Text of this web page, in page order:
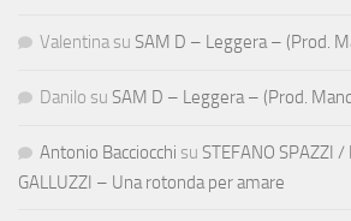
Valentina su SAM D – Leggera – (Prod.
Danilo su SAM D – Leggera – (Prod.
Antonio Bacciocchi su STEFANO SPAZZI
GALLUZZI – Una rotonda per amare